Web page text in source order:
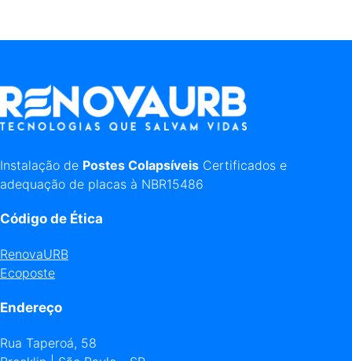
Instalação de Postes Colapsíveis Certificados e
adequação de placas à NBR15486
Código de Ética
RenovaURB
Ecoposte
Endereço
Rua Taperoá, 58